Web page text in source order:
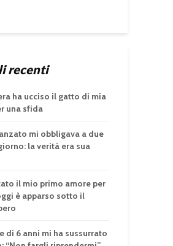
recenti
ha ucciso il gatto di mia
una sfida
mi obbligava a due
la verità era sua
il mio primo amore per
è apparso sotto il
di 6 anni mi ha sussurrato